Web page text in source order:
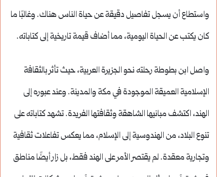
واستطاع أن يسجل تفاصيل دقيقة عن حياة الناس هناك. وغالبًا ما
كان يكتب عن الحياة اليومية، مما أضاف قيمة تاريخية إلى كتاباته.
واصل ابن بطوطة رحلته نحو الجزيرة العربية، حيث تأثر بالثقافة
الإسلامية العميقة الموجودة في مكة والمدينة. وعند عبوره إلى
الهند، اكتشف مبانيها الشاهقة وثقافتها الفريدة. تشهد كتاباته على
تنوع البلاد، من الهندوسية إلى الإسلام، مما يعكس تفاعلات ثقافية
وتجارية معقدة. لم يقتصر الأمر على الهند فقط، بل زار أيضًا مناطق